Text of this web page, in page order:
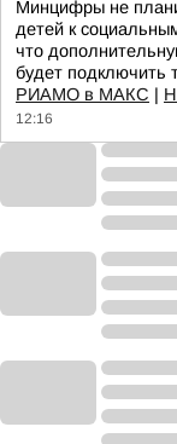
Минцифры не
детей к
что
будет подключить
РИАМО в МАКС |
12:16